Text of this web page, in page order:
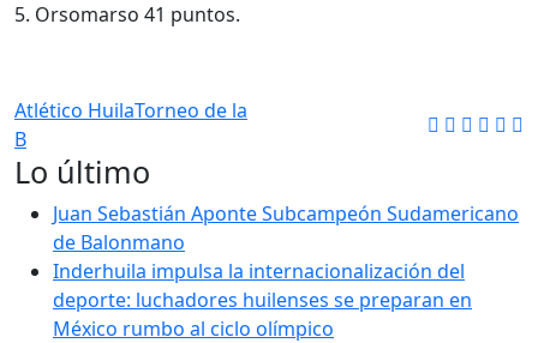
5. Orsomarso 41 puntos.
Atlético HuilaTorneo de la
B
Lo último
Juan Sebastián Aponte Subcampeón Sudamericano
de Balonmano
Inderhuila impulsa la internacionalización del
deporte: luchadores huilenses se preparan en
México rumbo al ciclo olímpico